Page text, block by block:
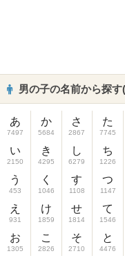
男の子の名前から探す
あ
7497
い
2150
う
453
え
931
お
1305
か
5684
き
4295
く
1046
け
1859
こ
2826
さ
2867
し
6279
す
1108
せ
1814
そ
2710
た
7745
ち
1226
つ
1147
て
1546
と
4476